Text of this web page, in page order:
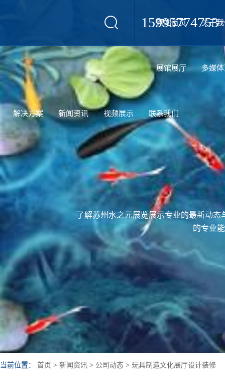
15995774753
网站首页 关于
展馆展厅 多媒
解决方案 新闻资讯 视频展示 联系我们
了解苏州水之元展览展示专业的最新动
的专业
当前位置： 首页 > 新闻资讯 > 公司动态 > 玩具制造文化展厅设计装修